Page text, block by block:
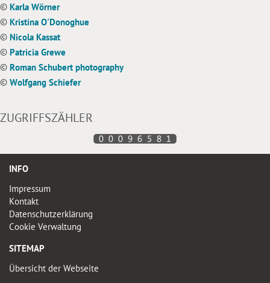
© Karla Wörner
© Kristina O'Donoghue
© Nicola Kassat
© Patricia Grewe
© Roman Schubert photography
© Wolfgang Schiefer
ZUGRIFFSZÄHLER
INFO
Impressum
Kontakt
Datenschutzerklärung
Cookie Verwaltung
SITEMAP
Übersicht der Webseite